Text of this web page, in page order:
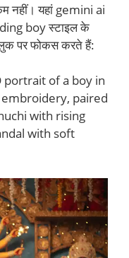
नहीं। यहां gemini ai
boy स्टाइल के
लुक पर फोकस करते हैं:
portrait of a boy in
paired
with rising
with soft